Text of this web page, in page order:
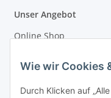
Unser Angebot
Online Shop
Wie wir Cookies
Durch Klicken auf